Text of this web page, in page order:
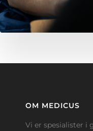
OM MEDICUS
Vi er spesialister i